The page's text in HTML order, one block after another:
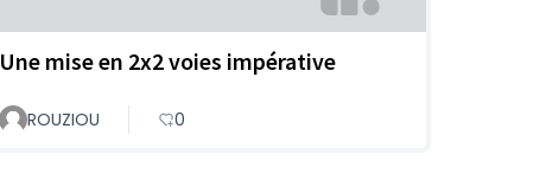
Une mise en 2x2 voies impérative
ROUZIOU 0